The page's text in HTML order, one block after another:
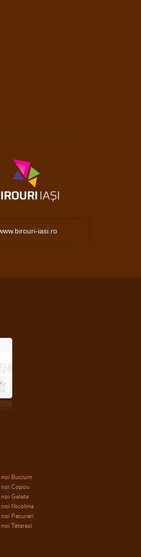
iasi.ro
noi Bucium
noi Copou
noi Galata
noi Nicolina
noi Pacurari
noi Tatarasi